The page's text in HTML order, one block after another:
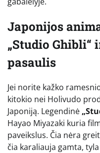
Japonijos
„Studio
pasaulis
Jei norite kažko
kitokio nei Holivudo
Japoniją. Legendinė
Hayao Miyazaki kuria
paveikslus. Čia nėra
čia karaliauja gamta,